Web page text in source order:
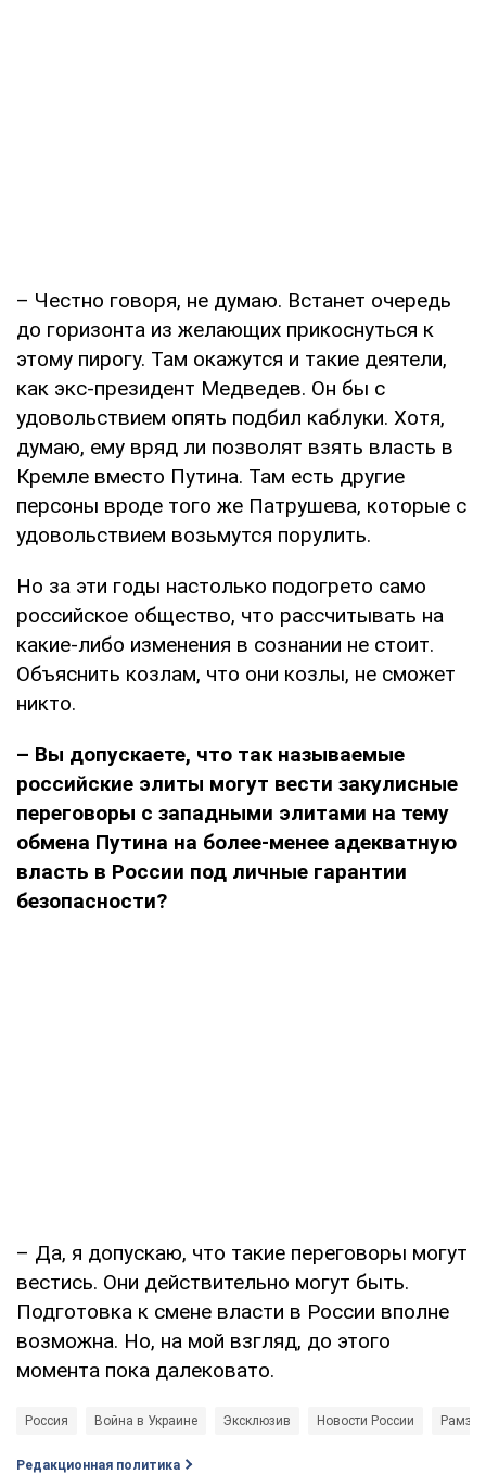
– Честно говоря, не думаю. Встанет очередь
до горизонта из желающих прикоснуться к
этому пирогу. Там окажутся и такие деятели,
как экс-президент Медведев. Он бы с
удовольствием опять подбил каблуки. Хотя,
думаю, ему вряд ли позволят взять власть в
Кремле вместо Путина. Там есть другие
персоны вроде того же Патрушева, которые с
удовольствием возьмутся порулить.
Но за эти годы настолько подогрето само
российское общество, что рассчитывать на
какие-либо изменения в сознании не стоит.
Объяснить козлам, что они козлы, не сможет
никто.
– Вы допускаете, что так называемые
российские элиты могут вести закулисные
переговоры с западными элитами на тему
обмена Путина на более-менее адекватную
власть в России под личные гарантии
безопасности?
– Да, я допускаю, что такие переговоры могут
вестись. Они действительно могут быть.
Подготовка к смене власти в России вполне
возможна. Но, на мой взгляд, до этого
момента пока далековато.
Россия Война в Украине Эксклюзив Новости России
Редакционная политика